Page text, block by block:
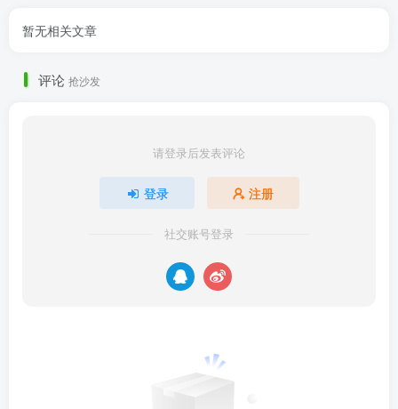
暂无相关文章
评论 抢沙发
请登录后发表评论
登录 注册
社交账号登录